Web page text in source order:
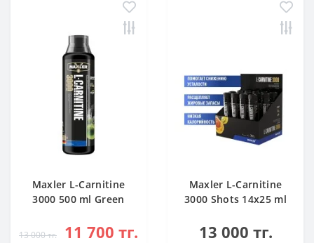
Maxler L-Carnitine
3000 500 ml Green
13 000 тг. 11 700 тг.
Maxler L-Carnitine
3000 Shots 14x25 ml
13 000 тг.